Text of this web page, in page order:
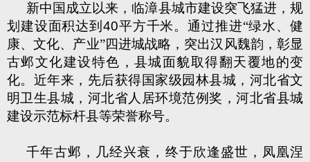
新中国成立以来，临漳县城市建设突飞猛进，规
划建设面积达到 40平方千米。通过推进“绿水、健
康、文化、产业”四进城战略，突出汉风魏韵，彰显
古邺文化建设特色，县城面貌取得翻天覆地的变
化。近年来，先后获得国家级园林县城，河北省文
明卫生县城，河北省人居环境范例奖，河北省县城
建设示范标杆县等荣誉称号。
千年古邺，几经兴衰，终于欣逢盛世，凤凰涅